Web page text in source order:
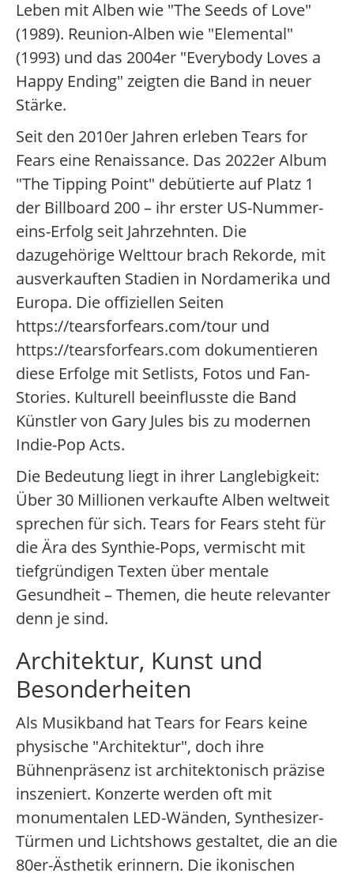
Leben mit Alben wie "The Seeds of Love"
(1989). Reunion-Alben wie "Elemental"
(1993) und das 2004er "Everybody Loves a
Happy Ending" zeigten die Band in neuer
Stärke.
Seit den 2010er Jahren erleben Tears for
Fears eine Renaissance. Das 2022er Album
"The Tipping Point" debütierte auf Platz 1
der Billboard 200 – ihr erster US-Nummer-
eins-Erfolg seit Jahrzehnten. Die
dazugehörige Welttour brach Rekorde, mit
ausverkauften Stadien in Nordamerika und
Europa. Die offiziellen Seiten
https://tearsforfears.com/tour und
https://tearsforfears.com dokumentieren
diese Erfolge mit Setlists, Fotos und Fan-
Stories. Kulturell beeinflusste die Band
Künstler von Gary Jules bis zu modernen
Indie-Pop Acts.
Die Bedeutung liegt in ihrer Langlebigkeit:
Über 30 Millionen verkaufte Alben weltweit
sprechen für sich. Tears for Fears steht für
die Ära des Synthie-Pops, vermischt mit
tiefgründigen Texten über mentale
Gesundheit – Themen, die heute relevanter
denn je sind.
Architektur, Kunst und
Besonderheiten
Als Musikband hat Tears for Fears keine
physische "Architektur", doch ihre
Bühnenpräsenz ist architektonisch präzise
inszeniert. Konzerte werden oft mit
monumentalen LED-Wänden, Synthesizer-
Türmen und Lichtshows gestaltet, die an die
80er-Ästhetik erinnern. Die ikonischen